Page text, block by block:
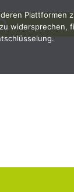
Search
for:
SEARCH
Plattformen
widersprechen,